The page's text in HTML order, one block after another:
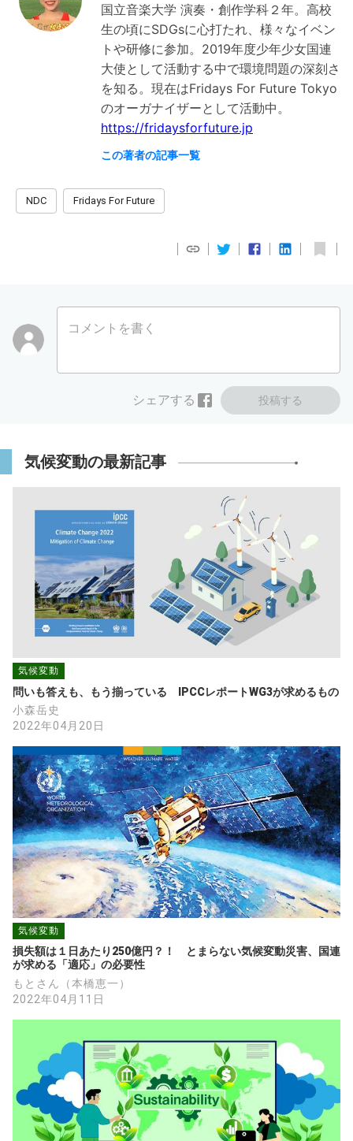
国立音楽大学 演奏・創作学科２年。高校
生の頃にSDGsに心打たれ、様々なイベン
トや研修に参加。2019年度少年少女国連
大使として活動する中で環境問題の深刻さ
を知る。現在はFridays For Future Tokyo
https://fridaysforfuture.jp
この著者の記事一覧
NDC Fridays For Future
コメントを書く
投稿する
シェアする
気候変動の最新記事
気候変動
問いも答えも、もう揃っている　IPCCレポートWG3が求めるもの
小森岳史
2022年04月20日
気候変動
損失額は１日あたり250億円？！　とまらない気候変動災害、国連
が求める「適応」の必要性
もとさん（本橋恵一）
2022年04月11日